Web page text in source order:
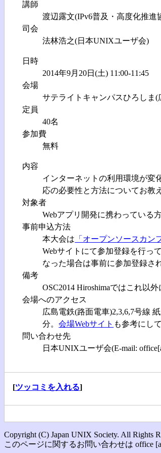
講師
渡辺露文(IPv6普及・高度化推進
司会
法林浩之(日本UNIXユーザ会)
日時
2014年9月20日(土) 11:00-11:45
会場
サテライトキャンパスひろしま
定員
40名
参加費
無料
内容
インターネットの利用環境が変
応の必要性と方法についてお教
対象者
Webアプリ開発に携わっている
事前申込方法
本大会は 「オープンソースカン
Webサイトにて参加登録を行っ
なった場合は事前に参加登録さ
備考
OSC2014 Hiroshimaではこれ以
会場へのアクセス
広島電鉄(路面電車)2,3,6,7号線
分。会場Webサイト も参考にし
問い合わせ先
日本UNIXユーザ会(E-mail:
[ツッコミを入れる]
Copyright (C) Japan UNIX Society. All Rights
このページに関するお問い合わせは office